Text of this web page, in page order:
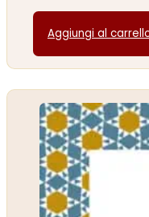
Aggiungi al